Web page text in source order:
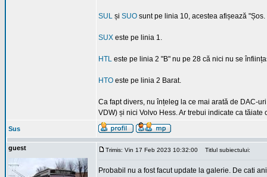
SUL și SUO sunt pe linia 10, acestea afișează
SUX este pe linia 1.
HTL este pe linia 2 "B" nu pe 28 că nici nu se
HTO este pe linia 2 Barat.
Ca fapt divers, nu înțeleg la ce mai arată de DAC-
VDW) și nici Volvo Hess. Ar trebui indicate ca tăiate
Sus
guest Trimis: Vin 17 Feb 2023 10:32:00 Titlul subiectului:
Probabil nu a fost facut update la galerie. De cati